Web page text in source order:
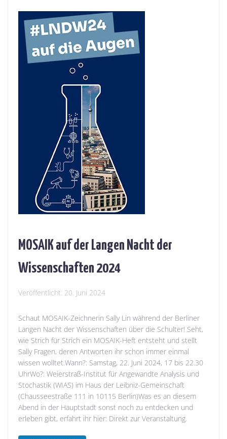
MOSAIK auf der Langen Nacht der
Wissenschaften 2024
Veröffentlicht: 20. Juni 2024
Schaut MOSAIK-Zeichnerin Sally Lin während der Berliner
Langen Nacht der Wissenschaften über die Schulter! Seht,
wie Strich für Strich ein MOSAIK-Heft entsteht und stellt
Sally Fragen, deren Antworten ihr schon immer einmal
wissen wolltet.Wann?: Samstag, 22. Juni 2024, 17 bis 22.30
UhrWo?: Weierstraß-Institut für Angewandte Analysis und
Stochastik (WIAS) im Haus der Leibniz-Gemeinschaft
(Chausseestraße 111 in 10115 Berlin)Was es an diesem
Abend in der Hauptstadt sonst noch zu entdecken und
erleben gibt, erfahrt ihr hier: Direkt zur Veranstaltung.